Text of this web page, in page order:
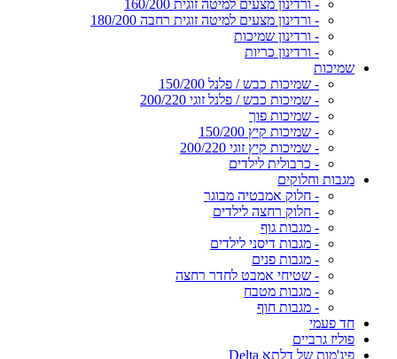
- ורדינון מצעים למיטה זוגית 160/200
- ורדינון מצעים למיטה זוגית רחבה 180/200
- ורדינון שמיכות
- ורדינון כריות
שמיכות
- שמיכות כבש / פלנל 150/200
- שמיכות כבש / פלנל זוגי 200/220
- שמיכות פוך
- שמיכות קיץ 150/200
- שמיכות קיץ זוגי 200/220
- כרבולית לילדים
מגבות וחלוקים
- חלוק אמבטיה מבוגר
- חלוק רחצה לילדים
- מגבות גוף
- מגבות דיסני לילדים
- מגבות פנים
- שטיחי אמבט לחדר רחצה
- מגבות מטבח
- מגבות חוף
חד פעמי
פוליז גרביים
פיג'מות של דלתא Delta